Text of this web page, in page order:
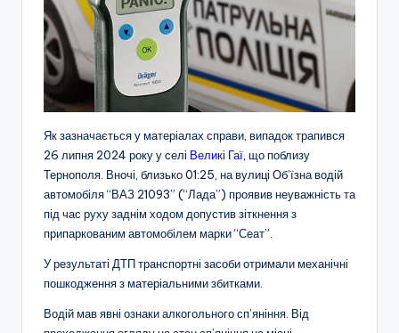
Як зазначається у матеріалах справи, випадок трапився
26 липня 2024 року у селі Великі Гаї, що поблизу
Тернополя. Вночі, близько 01:25, на вулиці Об’їзна водій
автомобіля “ВАЗ 21093” (“Лада”) проявив неуважність та
під час руху заднім ходом допустив зіткнення з
припаркованим автомобілем марки “Сеат”.
У результаті ДТП транспортні засоби отримали механічні
пошкодження з матеріальними збитками.
Водій мав явні ознаки алкогольного сп’яніння. Від